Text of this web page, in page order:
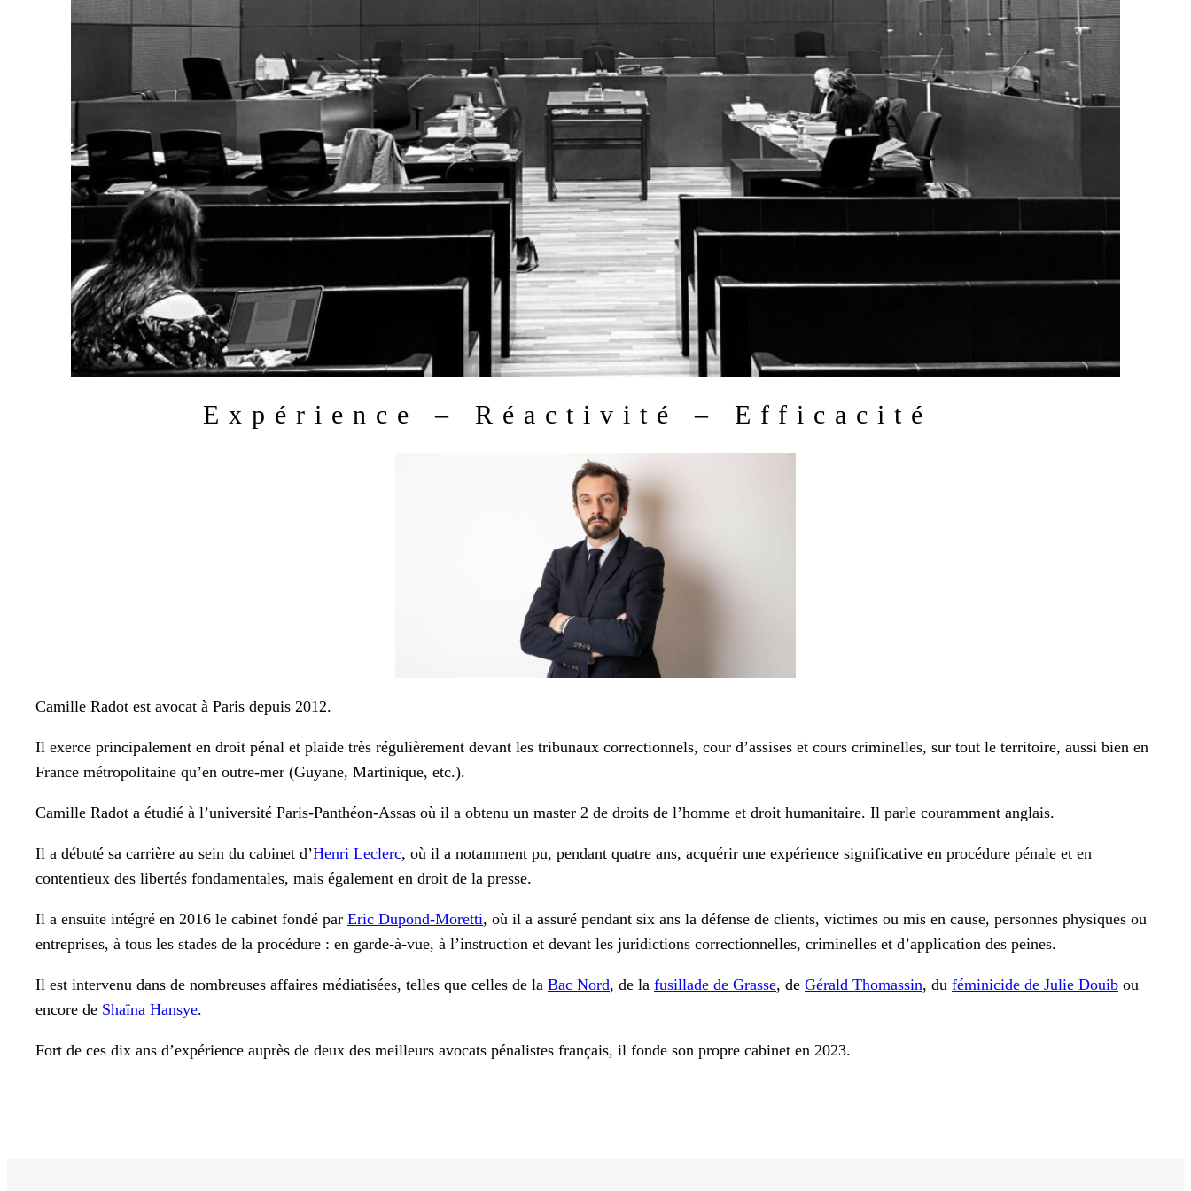
Expérience – Réactivité – Efficacité
Camille Radot est avocat à Paris depuis 2012.
Il exerce principalement en droit pénal et plaide très régulièrement devant les tribunaux correctionnels, cour d’assises et cours criminelles, sur tout le territoire, aussi bien en
France métropolitaine qu’en outre-mer (Guyane, Martinique, etc.).
Camille Radot a étudié à l’université Paris-Panthéon-Assas où il a obtenu un master 2 de droits de l’homme et droit humanitaire. Il parle couramment anglais.
Il a débuté sa carrière au sein du cabinet d’Henri Leclerc, où il a notamment pu, pendant quatre ans, acquérir une expérience significative en procédure pénale et en
contentieux des libertés fondamentales, mais également en droit de la presse.
Il a ensuite intégré en 2016 le cabinet fondé par Eric Dupond-Moretti, où il a assuré pendant six ans la défense de clients, victimes ou mis en cause, personnes physiques ou
entreprises, à tous les stades de la procédure : en garde-à-vue, à l’instruction et devant les juridictions correctionnelles, criminelles et d’application des peines.
Il est intervenu dans de nombreuses affaires médiatisées, telles que celles de la Bac Nord, de la fusillade de Grasse, de Gérald Thomassin, du féminicide de Julie Douib ou
encore de Shaïna Hansye.
Fort de ces dix ans d’expérience auprès de deux des meilleurs avocats pénalistes français, il fonde son propre cabinet en 2023.